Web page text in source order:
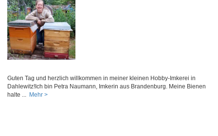
Guten Tag und herzlich willkommen in meiner kleinen Hobby-Imkerei in
Dahlewitz!Ich bin Petra Naumann, Imkerin aus Brandenburg. Meine Bienen
halte ... Mehr >